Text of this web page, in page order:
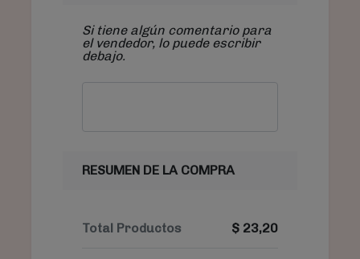
Si tiene algún comentario para
el vendedor, lo puede escribir
debajo.
RESUMEN DE LA COMPRA
Total Productos $ 23,20